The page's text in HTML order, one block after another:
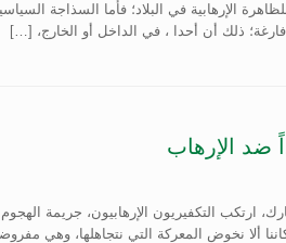
الإرهابية في البلاد؛ فأما السذاجة
فارغة؛ ذلك أن أحدا ، في الداخل أو الخارج، […]
ضد الإرهاب
ارتكب التكفيريون الإرهابيون، جريمة
ألا نخوض المعركة التي نتجاهلها، وهي